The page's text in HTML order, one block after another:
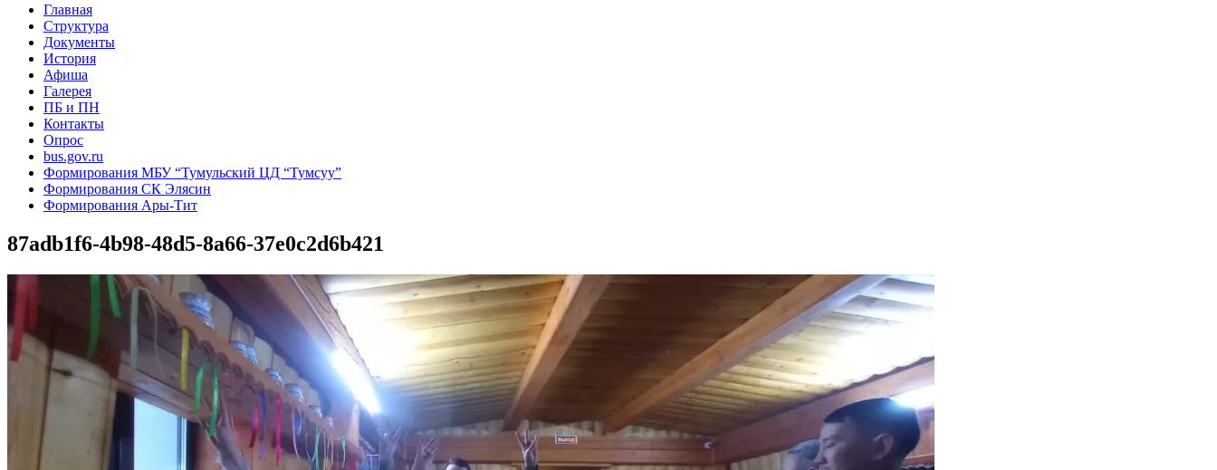
Главная
Структура
Документы
История
Афиша
Галерея
ПБ и ПН
Контакты
Опрос
bus.gov.ru
Формирования МБУ “Тумульский ЦД “Тумсуу”
Формирования СК Элясин
Формирования Ары-Тит
87adb1f6-4b98-48d5-8a66-37e0c2d6b421